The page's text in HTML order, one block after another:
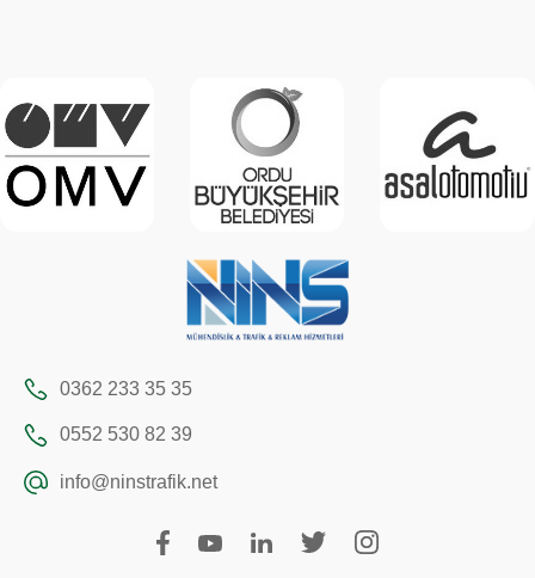
0362 233 35 35
0552 530 82 39
info@ninstrafik.net